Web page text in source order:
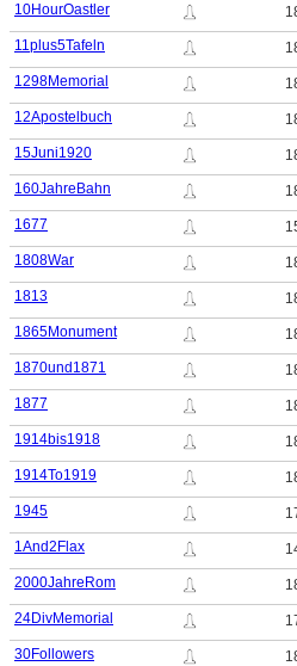
10HourOastler
11plus5Tafeln
1298Memorial
12Apostelbuch
15Juni1920
160JahreBahn
1677
1808War
1813
1865Monument
1870und1871
1877
1914bis1918
1914To1919
1945
1And2Flax
2000JahreRom
24DivMemorial
30Followers